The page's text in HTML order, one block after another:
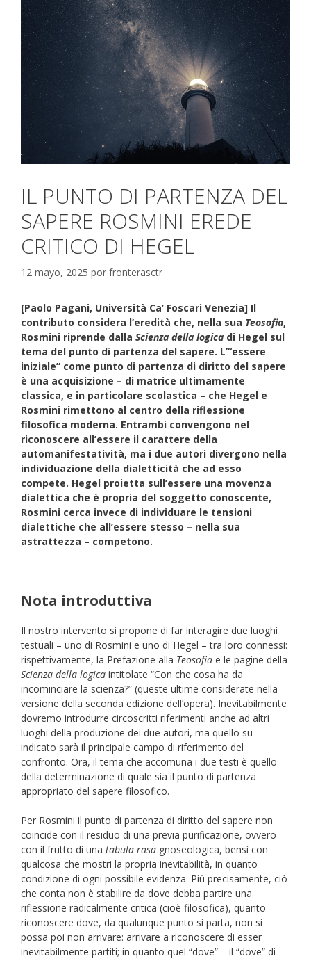
IL PUNTO DI PARTENZA DEL
SAPERE ROSMINI EREDE
CRITICO DI HEGEL
12 mayo, 2025 por fronterasctr
[Paolo Pagani, Università Ca’ Foscari Venezia] Il
contributo considera l’eredità che, nella sua Teosofia,
Rosmini riprende dalla Scienza della logica di Hegel sul
tema del punto di partenza del sapere. L’“essere
iniziale” come punto di partenza di diritto del sapere
è una acquisizione – di matrice ultimamente
classica, e in particolare scolastica – che Hegel e
Rosmini rimettono al centro della riflessione
filosofica moderna. Entrambi convengono nel
riconoscere all’essere il carattere della
automanifestatività, ma i due autori divergono nella
individuazione della dialetticità che ad esso
compete. Hegel proietta sull’essere una movenza
dialettica che è propria del soggetto conoscente,
Rosmini cerca invece di individuare le tensioni
dialettiche che all’essere stesso – nella sua
astrattezza – competono.
Nota introduttiva
Il nostro intervento si propone di far interagire due luoghi
testuali – uno di Rosmini e uno di Hegel – tra loro connessi:
rispettivamente, la Prefazione alla Teosofia e le pagine della
Scienza della logica intitolate “Con che cosa ha da
incominciare la scienza?” (queste ultime considerate nella
versione della seconda edizione dell’opera). Inevitabilmente
dovremo introdurre circoscritti riferimenti anche ad altri
luoghi della produzione dei due autori, ma quello su
indicato sarà il principale campo di riferimento del
confronto. Ora, il tema che accomuna i due testi è quello
della determinazione di quale sia il punto di partenza
appropriato del sapere filosofico.
Per Rosmini il punto di partenza di diritto del sapere non
coincide con il residuo di una previa purificazione, ovvero
con il frutto di una tabula rasa gnoseologica, bensì con
qualcosa che mostri la propria inevitabilità, in quanto
condizione di ogni possibile evidenza. Più precisamente, ciò
che conta non è stabilire da dove debba partire una
riflessione radicalmente critica (cioè filosofica), quanto
riconoscere dove, da qualunque punto si parta, non si
possa poi non arrivare: arrivare a riconoscere di esser
inevitabilmente partiti; in quanto quel “dove” – il “dove” di